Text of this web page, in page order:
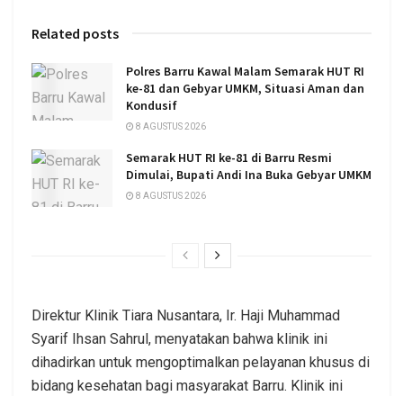
Related posts
Polres Barru Kawal Malam Semarak HUT RI
ke-81 dan Gebyar UMKM, Situasi Aman dan
Kondusif
8 AGUSTUS 2026
Semarak HUT RI ke-81 di Barru Resmi
Dimulai, Bupati Andi Ina Buka Gebyar UMKM
8 AGUSTUS 2026
Direktur Klinik Tiara Nusantara, Ir. Haji Muhammad
Syarif Ihsan Sahrul, menyatakan bahwa klinik ini
dihadirkan untuk mengoptimalkan pelayanan khusus di
bidang kesehatan bagi masyarakat Barru. Klinik ini